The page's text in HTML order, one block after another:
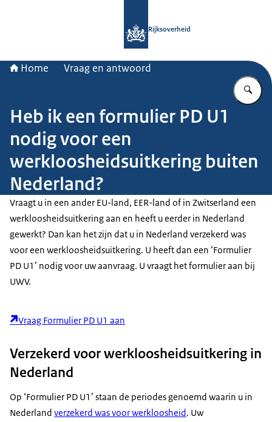
Rijksoverheid
Home Vraag en antwoord
Heb ik een formulier PD U1
nodig voor een
werkloosheidsuitkering buiten
Nederland?
Vraagt u in een ander EU-land, EER-land of in Zwitserland een
werkloosheidsuitkering aan en heeft u eerder in Nederland
gewerkt? Dan kan het zijn dat u in Nederland verzekerd was
voor een werkloosheidsuitkering. U heeft dan een ‘Formulier
PD U1’ nodig voor uw aanvraag. U vraagt het formulier aan bij
UWV.
Vraag Formulier PD U1 aan
Verzekerd voor werkloosheidsuitkering in
Nederland
Op ‘Formulier PD U1’ staan de periodes genoemd waarin u in
Nederland verzekerd was voor werkloosheid. Uw